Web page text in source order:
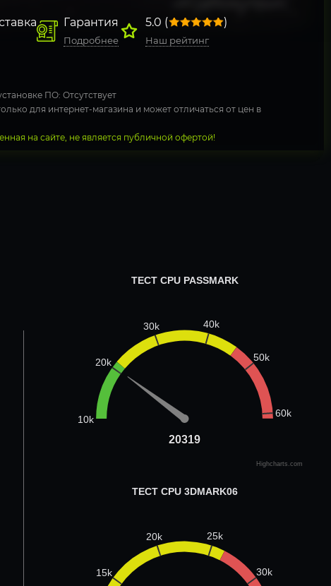
Гарантия
Подробнее
5.0 ( )
Наш рейтинг
ПО: Отсутствует
для интернет-магазина и может отличаться от цен в
на сайте, не является публичной офертой!
20319
20319
ТЕСТ CPU PASSMARK
10k
20k
30k 40k
50k
60k
Highcharts.com
ТЕСТ CPU 3DMARK06
15k
20k 25k
30k